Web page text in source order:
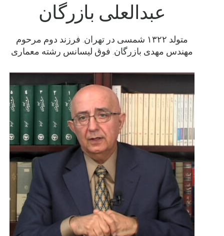
عبدالعلی بازرگان
متولد ۱۳۲۲ شمسى در تهران. فرزند دوم مرحوم
مهندس مهدى بازرگان. فوق ليسانس رشته معمارى